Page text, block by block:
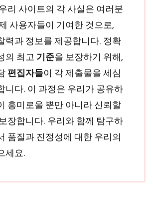
리 사이트의 각 사실은 여러분
사용자들이 기여한 것으로,
력과 정보를 제공합니다. 정확
의 최고 기준을 보장하기 위해,
편집자들이 각 제출물을 세심
니다. 이 과정은 우리가 공유하
흥미로울 뿐만 아니라 신뢰할
장합니다. 우리와 함께 탐구하
품질과 진정성에 대한 우리의
세요.